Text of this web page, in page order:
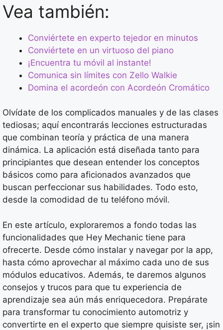
Vea también:
Conviértete en experto tejedor en minutos
Conviértete en un virtuoso del piano
¡Encuentra tu móvil al instante!
Comunica sin límites con Zello Walkie
Domina el acordeón con Acordeón Cromático
Olvídate de los complicados manuales y de las clases
tediosas; aquí encontrarás lecciones estructuradas
que combinan teoría y práctica de una manera
dinámica. La aplicación está diseñada tanto para
principiantes que desean entender los conceptos
básicos como para aficionados avanzados que
buscan perfeccionar sus habilidades. Todo esto,
desde la comodidad de tu teléfono móvil.
En este artículo, exploraremos a fondo todas las
funcionalidades que Hey Mechanic tiene para
ofrecerte. Desde cómo instalar y navegar por la app,
hasta cómo aprovechar al máximo cada uno de sus
módulos educativos. Además, te daremos algunos
consejos y trucos para que tu experiencia de
aprendizaje sea aún más enriquecedora. Prepárate
para transformar tu conocimiento automotriz y
convertirte en el experto que siempre quisiste ser, ¡sin